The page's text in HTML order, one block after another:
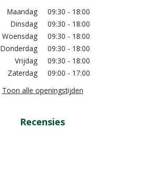
Maandag
09:30 - 18:00
Dinsdag
09:30 - 18:00
Woensdag
09:30 - 18:00
Donderdag
09:30 - 18:00
Vrijdag
09:30 - 18:00
Zaterdag
09:00 - 17:00
Toon alle openingstijden
Recensies